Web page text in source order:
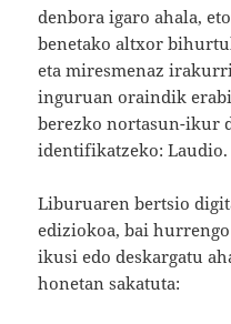
denbora igaro ahala,
benetako altxor
eta miresmenaz
inguruan oraindik
berezko nortasun-ikur
identifikatzeko: Laudio.
Liburuaren bertsio
ediziokoa, bai
ikusi edo deskargatu
honetan sakatuta: